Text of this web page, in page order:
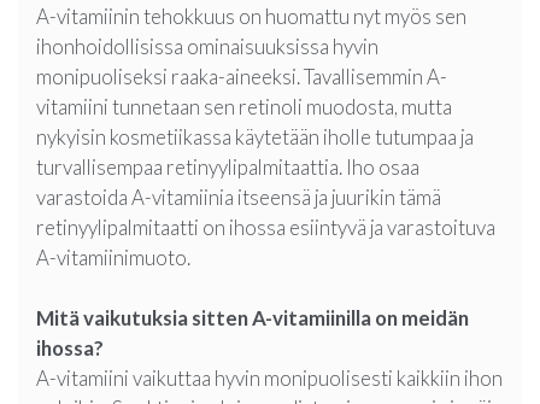
A-vitamiinin tehokkuus on huomattu nyt myös sen
ihonhoidollisissa ominaisuuksissa hyvin
monipuoliseksi raaka-aineeksi. Tavallisemmin A-
vitamiini tunnetaan sen retinoli muodosta, mutta
nykyisin kosmetiikassa käytetään iholle tutumpaa ja
turvallisempaa retinyylipalmitaattia. Iho osaa
varastoida A-vitamiinia itseensä ja juurikin tämä
retinyylipalmitaatti on ihossa esiintyvä ja varastoituva
A-vitamiinimuoto.
Mitä vaikutuksia sitten A-vitamiinilla on meidän
ihossa?
A-vitamiini vaikuttaa hyvin monipuolisesti kaikkiin ihon